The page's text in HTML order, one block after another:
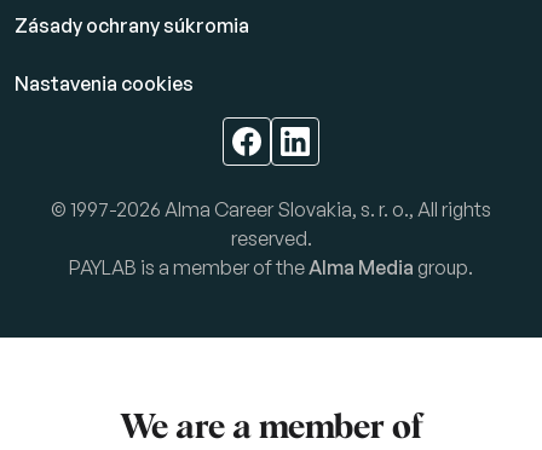
Zásady ochrany súkromia
Nastavenia cookies
© 1997-2026 Alma Career Slovakia, s. r. o., All rights
reserved.
PAYLAB is a member of theAlma Media group.
We are a member of